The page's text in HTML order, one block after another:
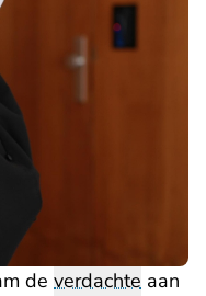
de verdachte aan